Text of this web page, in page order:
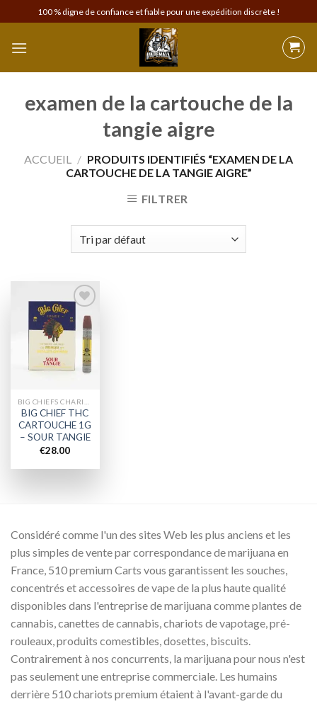
to
content
100 % digne de confiance et fiable pour une expédition discrète !
examen de la cartouche de la
tangie aigre
ACCUEIL / PRODUITS IDENTIFIÉS “EXAMEN DE LA
CARTOUCHE DE LA TANGIE AIGRE”
FILTRER
Add to
wishlist
BIG CHIEF THC
CARTOUCHE 1G
– SOUR TANGIE
€28.00
Considéré comme l'un des sites Web les plus anciens et les
plus simples de vente par correspondance de marijuana en
France, 510 premium Carts vous garantissent les souches,
concentrés et accessoires de vape de la plus haute qualité
disponibles dans l'entreprise de marijuana comme plantes de
cannabis, canettes de cannabis, chariots de vapotage, pré-
rouleaux, produits comestibles, dosettes, biscuits.
Contrairement à nos concurrents, la marijuana pour nous n'est
pas seulement une entreprise commerciale. Les humains
derrière 510 chariots premium étaient à l'avant-garde du